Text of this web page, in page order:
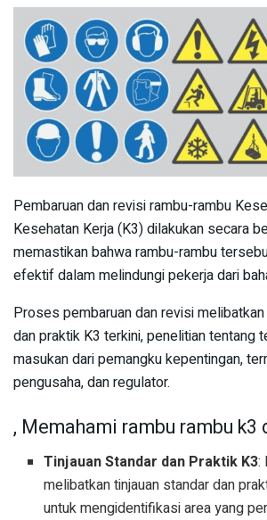
Pembaruan dan revisi rambu-rambu
Kesehatan Kerja (K3) dilakukan secara
memastikan bahwa rambu-rambu
efektif dalam melindungi pekerja dari
Proses pembaruan dan revisi
dan praktik K3 terkini, penelitian tentang
masukan dari pemangku kepentingan,
pengusaha, dan regulator.
, Memahami rambu rambu k3
Tinjauan Standar dan Praktik K3:
melibatkan tinjauan standar dan
untuk mengidentifikasi area yang